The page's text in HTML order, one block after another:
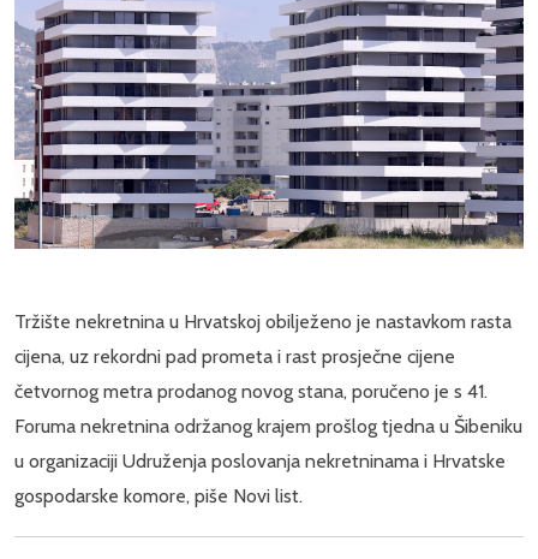
Tržište nekretnina u Hrvatskoj obilježeno je nastavkom rasta
cijena, uz rekordni pad prometa i rast prosječne cijene
četvornog metra prodanog novog stana, poručeno je s 41.
Foruma nekretnina održanog krajem prošlog tjedna u Šibeniku
u organizaciji Udruženja poslovanja nekretninama i Hrvatske
gospodarske komore, piše Novi list.